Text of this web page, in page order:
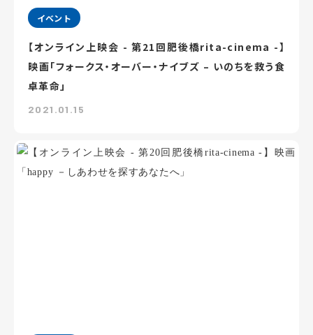
イベント
【オンライン上映会 - 第21回肥後橋rita-cinema -】
映画「フォークス・オーバー・ナイブズ – いのちを救う食
卓革命」
2021.01.15